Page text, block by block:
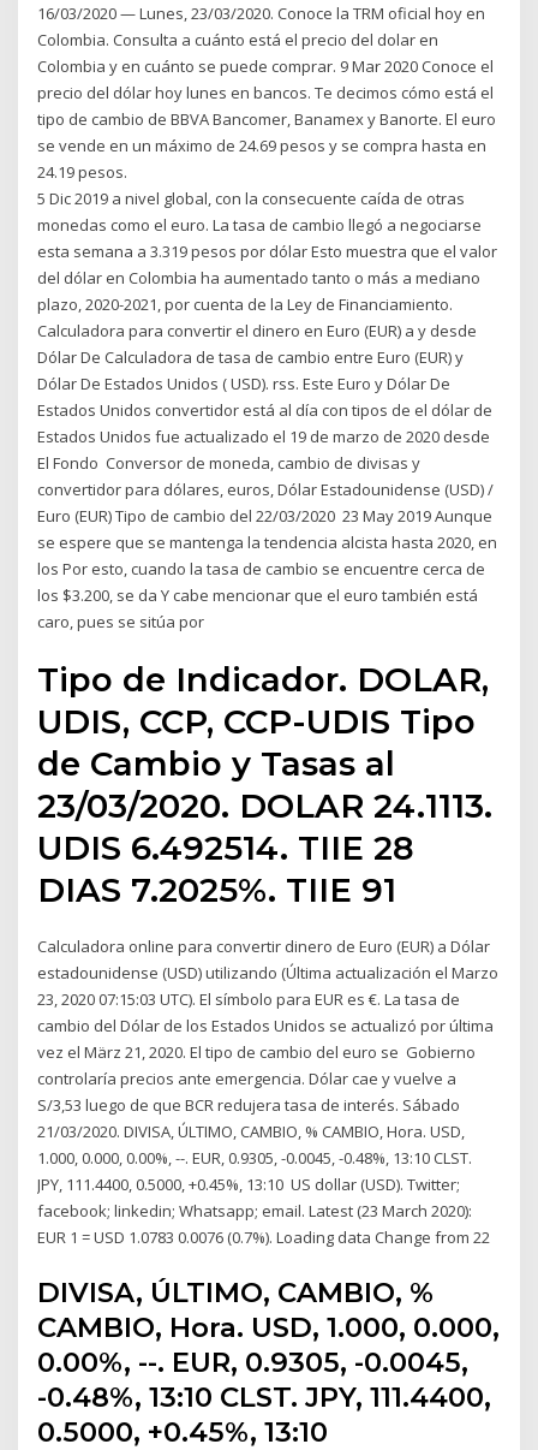
16/03/2020 — Lunes, 23/03/2020. Conoce la TRM oficial hoy en
Colombia. Consulta a cuánto está el precio del dolar en
Colombia y en cuánto se puede comprar. 9 Mar 2020 Conoce el
precio del dólar hoy lunes en bancos. Te decimos cómo está el
tipo de cambio de BBVA Bancomer, Banamex y Banorte. El euro
se vende en un máximo de 24.69 pesos y se compra hasta en
24.19 pesos.
5 Dic 2019 a nivel global, con la consecuente caída de otras
monedas como el euro. La tasa de cambio llegó a negociarse
esta semana a 3.319 pesos por dólar Esto muestra que el valor
del dólar en Colombia ha aumentado tanto o más a mediano
plazo, 2020-2021, por cuenta de la Ley de Financiamiento.
Calculadora para convertir el dinero en Euro (EUR) a y desde
Dólar De Calculadora de tasa de cambio entre Euro (EUR) y
Dólar De Estados Unidos ( USD). rss. Este Euro y Dólar De
Estados Unidos convertidor está al día con tipos de el dólar de
Estados Unidos fue actualizado el 19 de marzo de 2020 desde
El Fondo Conversor de moneda, cambio de divisas y
convertidor para dólares, euros, Dólar Estadounidense (USD) /
Euro (EUR) Tipo de cambio del 22/03/2020 23 May 2019 Aunque
se espere que se mantenga la tendencia alcista hasta 2020, en
los Por esto, cuando la tasa de cambio se encuentre cerca de
los $3.200, se da Y cabe mencionar que el euro también está
caro, pues se sitúa por
Tipo de Indicador. DOLAR,
UDIS, CCP, CCP-UDIS Tipo
de Cambio y Tasas al
23/03/2020. DOLAR 24.1113.
UDIS 6.492514. TIIE 28
DIAS 7.2025%. TIIE 91
Calculadora online para convertir dinero de Euro (EUR) a Dólar
estadounidense (USD) utilizando (Última actualización el Marzo
23, 2020 07:15:03 UTC). El símbolo para EUR es €. La tasa de
cambio del Dólar de los Estados Unidos se actualizó por última
vez el März 21, 2020. El tipo de cambio del euro se Gobierno
controlaría precios ante emergencia. Dólar cae y vuelve a
S/3,53 luego de que BCR redujera tasa de interés. Sábado
21/03/2020. DIVISA, ÚLTIMO, CAMBIO, % CAMBIO, Hora. USD,
1.000, 0.000, 0.00%, --. EUR, 0.9305, -0.0045, -0.48%, 13:10 CLST.
JPY, 111.4400, 0.5000, +0.45%, 13:10 US dollar (USD). Twitter;
facebook; linkedin; Whatsapp; email. Latest (23 March 2020):
EUR 1 = USD 1.0783 0.0076 (0.7%). Loading data Change from 22
DIVISA, ÚLTIMO, CAMBIO, %
CAMBIO, Hora. USD, 1.000, 0.000,
0.00%, --. EUR, 0.9305, -0.0045,
-0.48%, 13:10 CLST. JPY, 111.4400,
0.5000, +0.45%, 13:10